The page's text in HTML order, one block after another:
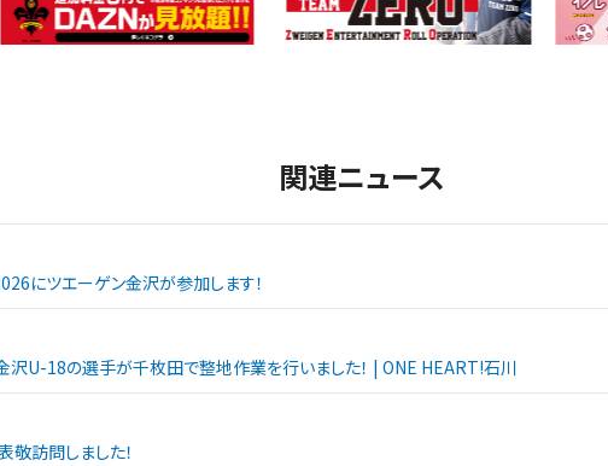
関連ニュース
にツエーゲン金沢が参加します！
金沢U-18の選手が千枚田で整地作業を行いました！ | ONE HEART!石川
敬訪問しました！